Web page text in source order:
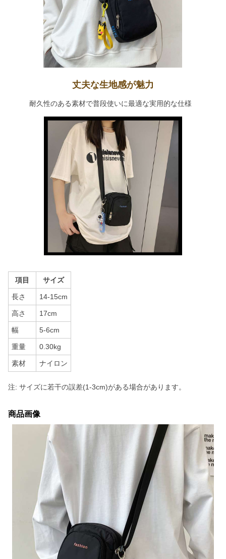
丈夫な生地感が魅力
耐久性のある素材で普段使いに最適な実用的な仕様
項目 サイズ
長さ 14-15cm
高さ 17cm
幅 5-6cm
重量 0.30kg
素材 ナイロン
注: サイズに若干の誤差(1-3cm)がある場合があります。
商品画像